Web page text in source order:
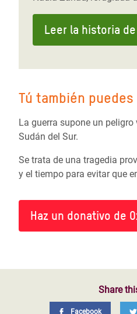
Leer la historia de
Tú también puedes
La guerra supone un
Sudán del Sur.
Se trata de una tragedia
y el tiempo para evitar que
Haz un donativo de
Share
Facebook